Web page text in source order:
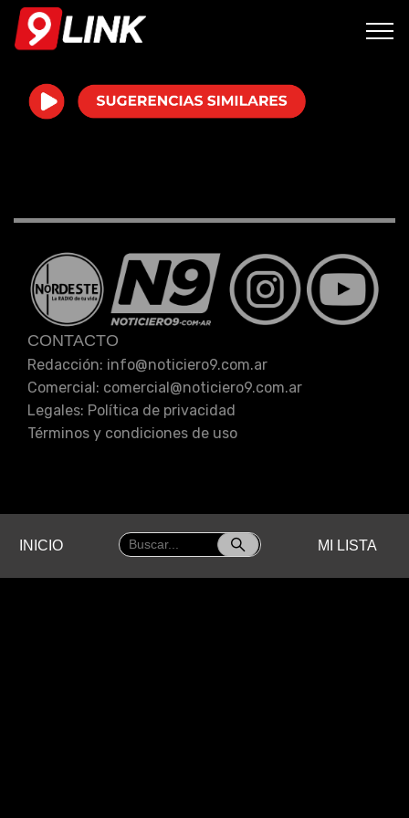
Atención!Este programa no cuenta con episodios.
CONTACTO
Redacción: info@noticiero9.com.ar
Comercial: comercial @noticiero9.com.ar
Legales: Política de privacidad
Términos y condiciones de uso
INICIO MI LISTA